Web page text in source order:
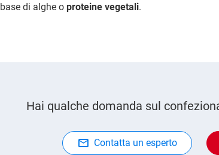
base di alghe o proteine vegetali.
Hai qualche domanda sul
Contatta un esperto